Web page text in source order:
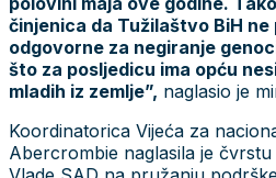
činjenica da Tužilaštvo BiH
odgovorne za negiranje
što za posljedicu ima opću
mladih iz zemlje”, naglasio je
Koordinatorica Vijeća za
Abercrombie naglasila je